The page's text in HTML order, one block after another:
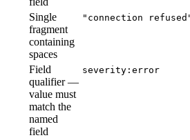
Single
fragment
containing
spaces
"connection
Field
qualifier —
value must
match the
named
field
severity:error